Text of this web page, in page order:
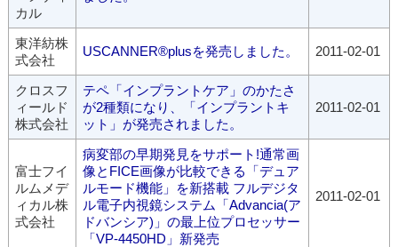
カル
東洋紡株
式会社
USCANNER®plusを発売しました。 2011-02-01
クロスフ
ィールド
株式会社
テペ「インプラントケア」のかたさ
が2種類になり、「インプラントキ
ット」が発売されました。
2011-02-01
富士フイ
ルムメデ
ィカル株
式会社
病変部の早期発見をサポート!通常画
像とFICE画像が比較できる「デュア
ルモード機能」を新搭載 フルデジタ
ル電子内視鏡システム「Advancia(ア
ドバンシア)」の最上位プロセッサー
「VP-4450HD」新発売
2011-02-01